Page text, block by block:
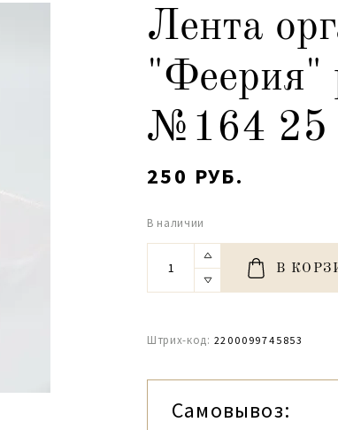
Лента
"Феерия"
№164 25
250 РУБ.
В наличии
В
Штрих-код: 2200099745853
Самовывоз: